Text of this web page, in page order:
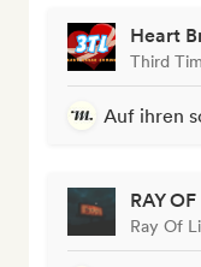
Heart
Third
Auf ihren
RAY
Ray Of